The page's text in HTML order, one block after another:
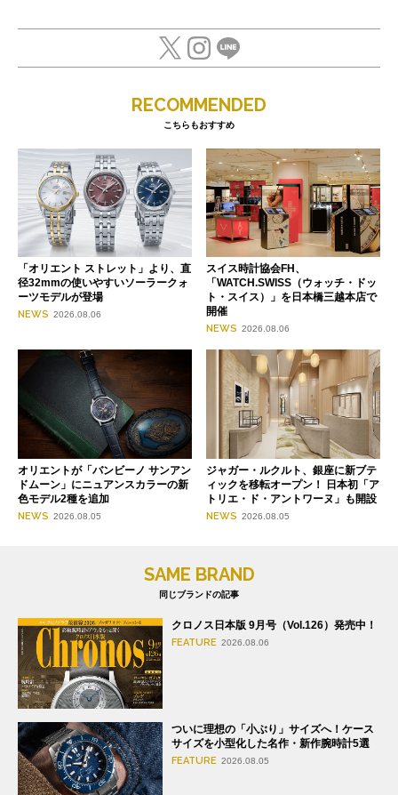
RECOMMENDED
こちらもおすすめ
「オリエント ストレット」より、直
径32mmの使いやすいソーラークォ
ーツモデルが登場
NEWS 2026.08.06
スイス時計協会FH、
「WATCH.SWISS（ウォッチ・ドッ
ト・スイス）」を日本橋三越本店で
開催
NEWS 2026.08.06
オリエントが「バンビーノ サンアン
ドムーン」にニュアンスカラーの新
色モデル2種を追加
NEWS 2026.08.05
ジャガー・ルクルト、銀座に新ブテ
ィックを移転オープン！ 日本初「ア
トリエ・ド・アントワーヌ」も開設
NEWS 2026.08.05
SAME BRAND
同じブランドの記事
クロノス日本版 9月号（Vol.126）発売中！
FEATURE 2026.08.06
ついに理想の「小ぶり」サイズへ！ケース
サイズを小型化した名作・新作腕時計5選
FEATURE 2026.08.05